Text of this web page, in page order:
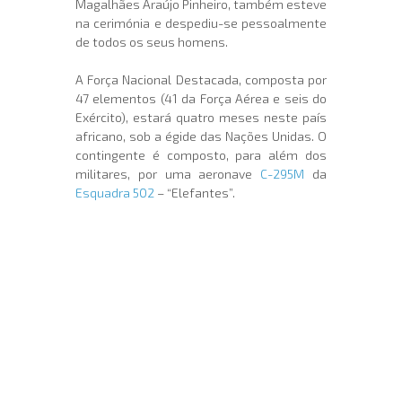
Magalhães Araújo Pinheiro, também esteve
na cerimónia e despediu-se pessoalmente
de todos os seus homens.
A Força Nacional Destacada, composta por
47 elementos (41 da Força Aérea e seis do
Exército), estará quatro meses neste país
africano, sob a égide das Nações Unidas. O
contingente é composto, para além dos
militares, por uma aeronave C-295M da
Esquadra 502 – “Elefantes”.